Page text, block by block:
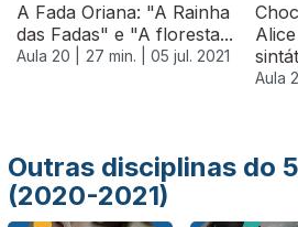
A Fada Oriana: "A Rainha
das Fadas" e "A floresta...
Aula 20 | 27 min. | 05 jul. 2021
Aula
Outras disciplinas do
(2020-2021)